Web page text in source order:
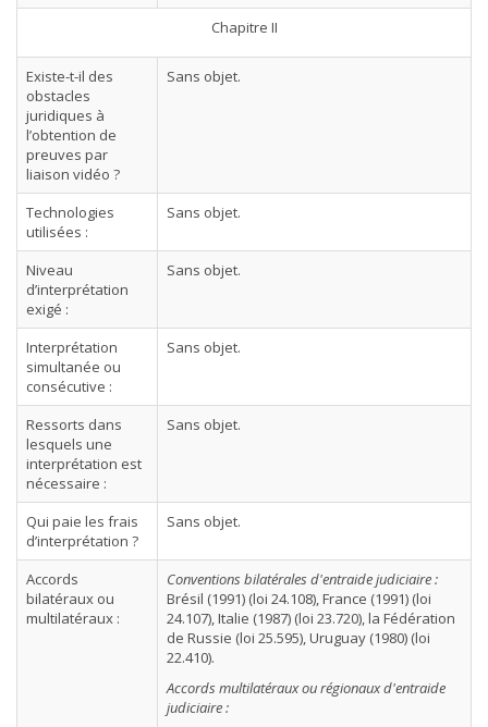
Chapitre II
Existe-t-il des
obstacles
juridiques à
l’obtention de
preuves par
liaison vidéo ?
Sans objet.
Technologies
utilisées :
Sans objet.
Niveau
d’interprétation
exigé :
Sans objet.
Interprétation
simultanée ou
consécutive :
Sans objet.
Ressorts dans
lesquels une
interprétation est
nécessaire :
Sans objet.
Qui paie les frais
d’interprétation ?
Sans objet.
Accords
bilatéraux ou
multilatéraux :
Conventions bilatérales d'entraide judiciaire :
Brésil (1991) (loi 24.108), France (1991) (loi
24.107), Italie (1987) (loi 23.720), la Fédération
de Russie (loi 25.595), Uruguay (1980) (loi
22.410).
Accords multilatéraux ou régionaux d'entraide
judiciaire :